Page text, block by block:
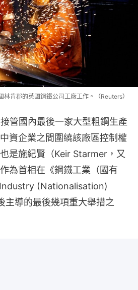
肯郡的英國鋼鐵公司工廠工作。（Reuters）
管國內最後一家大型粗鋼生產
資企業之間圍繞該廠區控制權
是施紀賢（Keir Starmer，又
為首相在《鋼鐵工業（國有
(Nationalisation)
主導的最後幾項重大舉措之